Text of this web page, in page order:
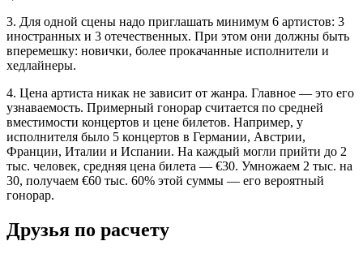
3. Для одной сцены надо приглашать минимум 6 артистов: 3
иностранных и 3 отечественных. При этом они должны быть
вперемешку: новички, более прокачанные исполнители и
хедлайнеры.
4. Цена артиста никак не зависит от жанра. Главное — это его
узнаваемость. Примерный гонорар считается по средней
вместимости концертов и цене билетов. Например, у
исполнителя было 5 концертов в Германии, Австрии,
Франции, Италии и Испании. На каждый могли прийти до 2
тыс. человек, средняя цена билета — €30. Умножаем 2 тыс. на
30, получаем €60 тыс. 60% этой суммы — его вероятный
гонорар.
Друзья по расчету